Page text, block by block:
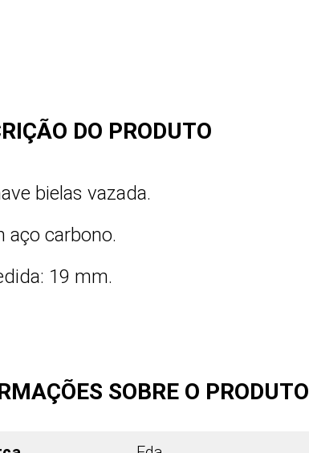
DO PRODUTO
bielas vazada.
aço carbono.
19 mm.
SOBRE O PRODUTO